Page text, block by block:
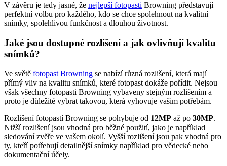
V závěru je tedy jasné, že nejlepší fotopasti Browning představují
perfektní volbu pro každého, kdo se chce spolehnout na kvalitní
snímky, spolehlivou funkčnost a dlouhou životnost.
Jaké jsou dostupné rozlišení a jak ovlivňují kvalitu
snímků?
Ve světě fotopast Browning se nabízí různá rozlišení, která mají
přímý vliv na kvalitu snímků, které fotopast dokáže pořídit. Nejsou
však všechny fotopasti Browning vybaveny stejným rozlišením a
proto je důležité vybrat takovou, která vyhovuje vašim potřebám.
Rozlišení fotopastí Browning se pohybuje od 12MP až po 30MP.
Nižší rozlišení jsou vhodná pro běžné použití, jako je například
sledování zvěře ve vašem okolí. Vyšší rozlišení jsou pak vhodná pro
ty, kteří potřebují detailnější snímky například pro vědecké nebo
dokumentační účely.